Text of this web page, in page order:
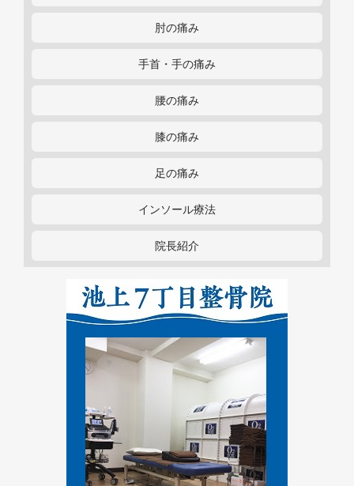
肘の痛み
手首・手の痛み
腰の痛み
膝の痛み
足の痛み
インソール療法
院長紹介